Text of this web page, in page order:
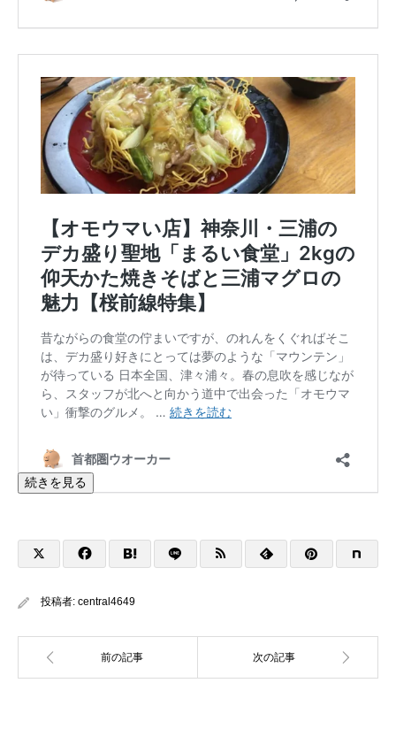
続きを見る
投稿者: central4649